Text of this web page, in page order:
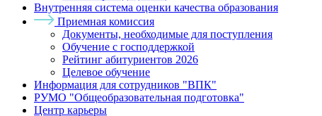
Внутренняя система оценки качества образования
Приемная комиссия
Документы, необходимые для поступления
Обучение с господдержкой
Рейтинг абитуриентов 2026
Целевое обучение
Информация для сотрудников "ВПК"
РУМО "Общеобразовательная подготовка"
Центр карьеры